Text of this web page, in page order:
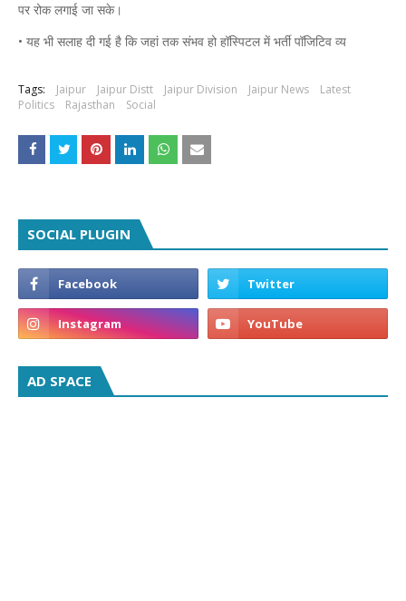
पर रोक लगाई जा सके।
• यह भी सलाह दी गई है कि जहां तक संभव हो हॉस्पिटल में भर्ती पॉजिटिव व्य
Tags: Jaipur Jaipur Distt Jaipur Division Jaipur News
Latest
Politics
Rajasthan Social
SOCIAL PLUGIN
AD SPACE